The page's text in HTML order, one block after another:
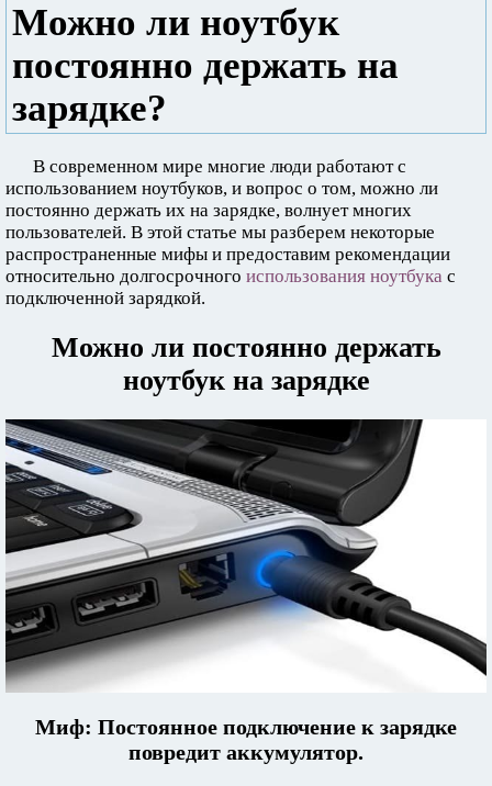
Можно ли ноутбук
постоянно держать на
зарядке?
В современном мире многие люди работают с
использованием ноутбуков, и вопрос о том, можно ли
постоянно держать их на зарядке, волнует многих
пользователей. В этой статье мы разберем некоторые
распространенные мифы и предоставим рекомендации
относительно долгосрочного использования ноутбука с
подключенной зарядкой.
Можно ли постоянно держать
ноутбук на зарядке
Миф: Постоянное подключение к зарядке
повредит аккумулятор.